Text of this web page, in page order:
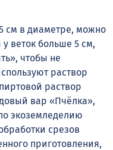
см в диаметре, можно
веток больше 5 см,
чтобы не
раствор
раствор
вар «Пчёлка»,
экоземледелию
срезов
приготовления,